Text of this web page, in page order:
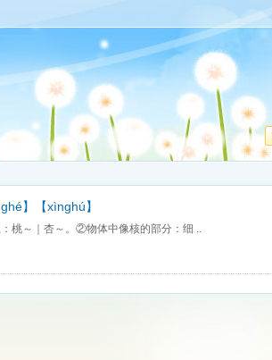
】【xìnghú】
桃～｜杏～。②物体中像核的部分：细 ..